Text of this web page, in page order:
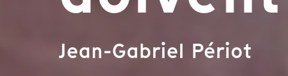
Jean-Gabriel Périot